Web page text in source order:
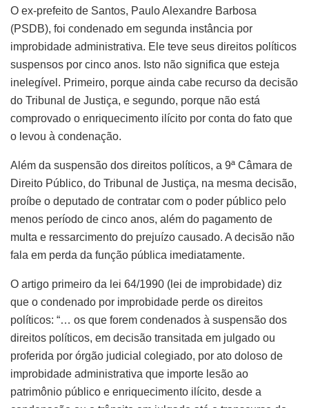
O ex-prefeito de Santos, Paulo Alexandre Barbosa
(PSDB), foi condenado em segunda instância por
improbidade administrativa. Ele teve seus direitos políticos
suspensos por cinco anos. Isto não significa que esteja
inelegível. Primeiro, porque ainda cabe recurso da decisão
do Tribunal de Justiça, e segundo, porque não está
comprovado o enriquecimento ilícito por conta do fato que
o levou à condenação.
Além da suspensão dos direitos políticos, a 9ª Câmara de
Direito Público, do Tribunal de Justiça, na mesma decisão,
proíbe o deputado de contratar com o poder público pelo
menos período de cinco anos, além do pagamento de
multa e ressarcimento do prejuízo causado. A decisão não
fala em perda da função pública imediatamente.
O artigo primeiro da lei 64/1990 (lei de improbidade) diz
que o condenado por improbidade perde os direitos
políticos: “… os que forem condenados à suspensão dos
direitos políticos, em decisão transitada em julgado ou
proferida por órgão judicial colegiado, por ato doloso de
improbidade administrativa que importe lesão ao
patrimônio público e enriquecimento ilícito, desde a